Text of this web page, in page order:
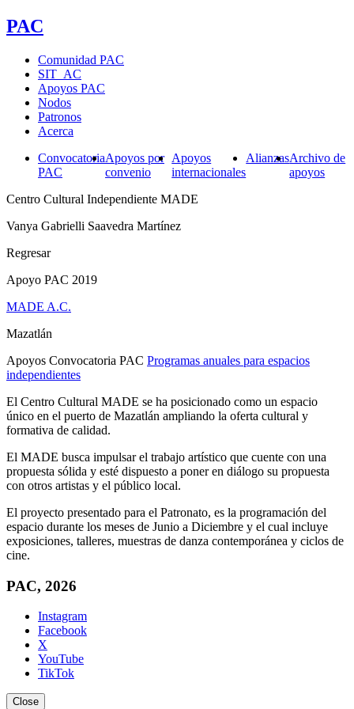
PAC
Comunidad PAC
SIT_AC
Apoyos PAC
Nodos
Patronos
Acerca
Convocatoria
PAC
Apoyos por
convenio
Apoyos
internacionales
AlianzasArchivo de
apoyos
Centro Cultural Independiente MADE
Vanya Gabrielli Saavedra Martínez
Regresar
Apoyo PAC 2019
MADE A.C.
Mazatlán
Apoyos Convocatoria PAC Programas anuales para espacios
independientes
El Centro Cultural MADE se ha posicionado como un espacio
único en el puerto de Mazatlán ampliando la oferta cultural y
formativa de calidad.
El MADE busca impulsar el trabajo artístico que cuente con una
propuesta sólida y esté dispuesto a poner en diálogo su propuesta
con otros artistas y el público local.
El proyecto presentado para el Patronato, es la programación del
espacio durante los meses de Junio a Diciembre y el cual incluye
exposiciones, talleres, muestras de danza contemporánea y ciclos de
cine.
PAC, 2026
Instagram
Facebook
X
YouTube
TikTok
Close